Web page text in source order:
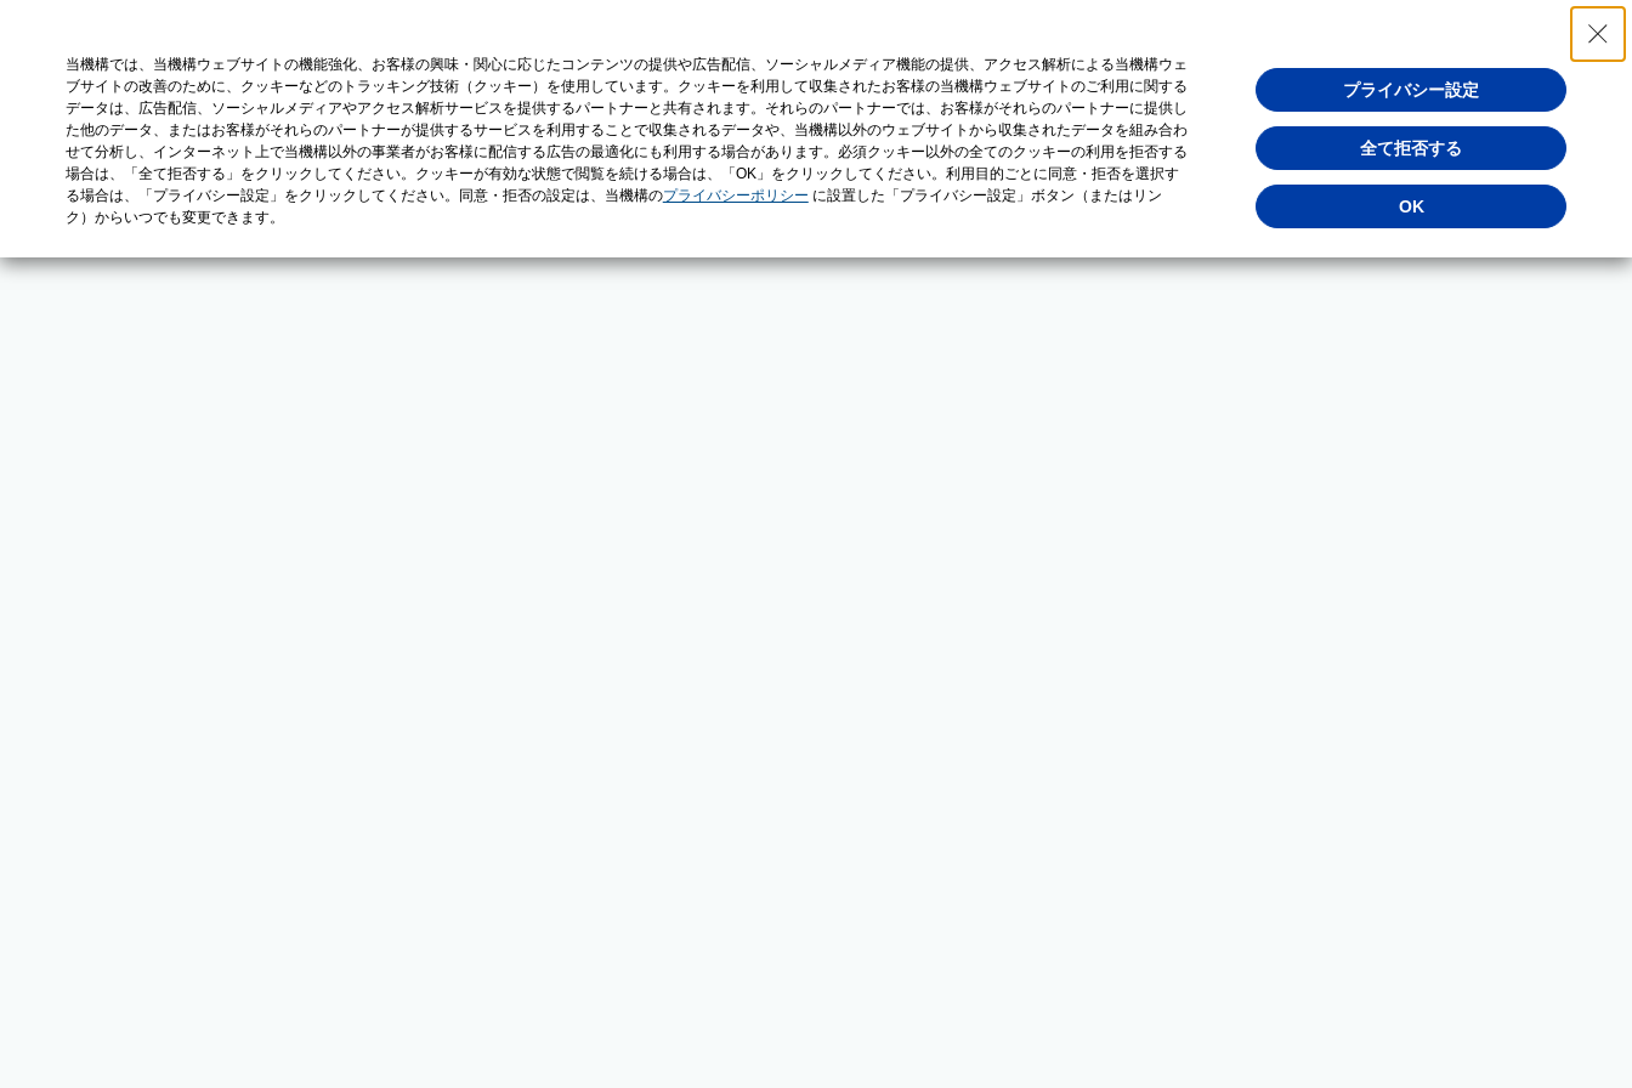
当機構では、当機構ウェブサイトの機能強化、お客様の興味・関心に応じたコンテンツの提供や広告配信、ソーシャルメディア機能の提供、アクセス解析による当機構ウェ
ブサイトの改善のために、クッキーなどのトラッキング技術（クッキー）を使用しています。クッキーを利用して収集されたお客様の当機構ウェブサイトのご利用に関する
データは、広告配信、ソーシャルメディアやアクセス解析サービスを提供するパートナーと共有されます。それらのパートナーでは、お客様がそれらのパートナーに提供し
た他のデータ、またはお客様がそれらのパートナーが提供するサービスを利用することで収集されるデータや、当機構以外のウェブサイトから収集されたデータを組み合わ
せて分析し、インターネット上で当機構以外の事業者がお客様に配信する広告の最適化にも利用する場合があります。必須クッキー以外の全てのクッキーの利用を拒否する
場合は、「全て拒否する」をクリックしてください。クッキーが有効な状態で閲覧を続ける場合は、「OK」をクリックしてください。利用目的ごとに同意・拒否を選択す
る場合は、「プライバシー設定」をクリックしてください。同意・拒否の設定は、当機構のプライバシーポリシー に設置した「プライバシー設定」ボタン（またはリン
ク）からいつでも変更できます。
プライバシー設定
全て拒否する
OK